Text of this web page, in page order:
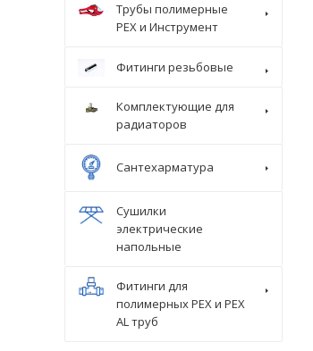
Трубы полимерные
PEX и Инструмент
Фитинги резьбовые
Комплектующие для
радиаторов
Сантехарматура
Сушилки
электрические
напольные
Фитинги для
полимерных PEX и PEX
AL труб